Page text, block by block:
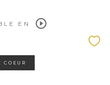
EN
COEUR